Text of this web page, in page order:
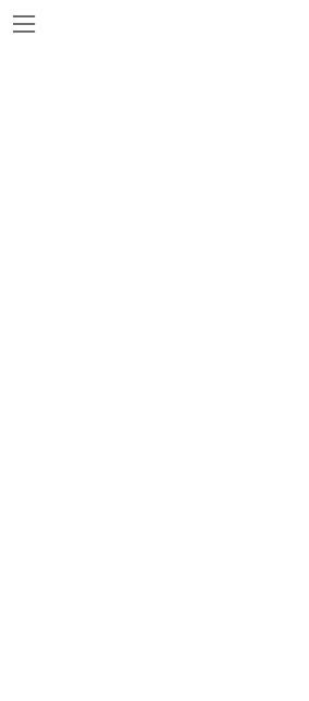
コ
ン
ナ
ビ